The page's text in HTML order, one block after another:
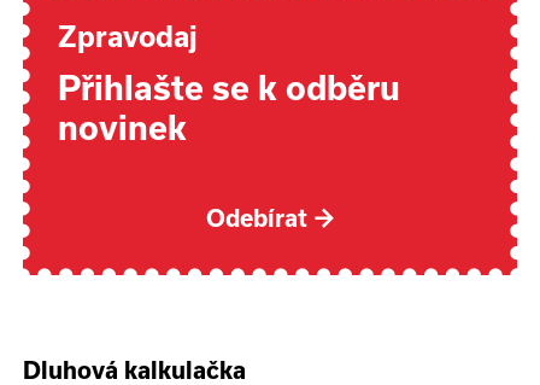
Zpravodaj
Přihlašte se k odběru
novinek
Odebírat →
Dluhová kalkulačka